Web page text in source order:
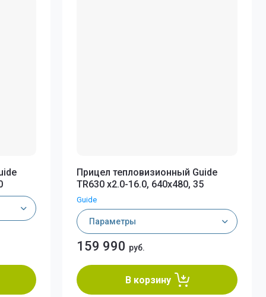
Прицел тепловизионный Guide
TR630 x2.0-16.0, 640x480, 35
Guide
Параметры
159 990 руб.
В корзину